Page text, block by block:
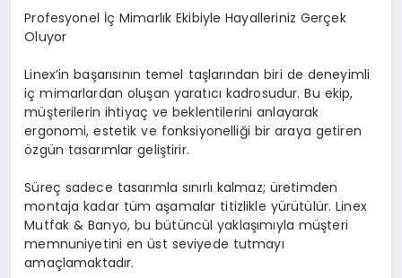
Profesyonel İç Mimarlık Ekibiyle Hayalleriniz Gerçek
Oluyor
Linex’in başarısının temel taşlarından biri de deneyimli
iç mimarlardan oluşan yaratıcı kadrosudur. Bu ekip,
müşterilerin ihtiyaç ve beklentilerini anlayarak
ergonomi, estetik ve fonksiyonelliği bir araya getiren
özgün tasarımlar geliştirir.
Süreç sadece tasarımla sınırlı kalmaz; üretimden
montaja kadar tüm aşamalar titizlikle yürütülür. Linex
Mutfak & Banyo, bu bütüncül yaklaşımıyla müşteri
memnuniyetini en üst seviyede tutmayı
amaçlamaktadır.